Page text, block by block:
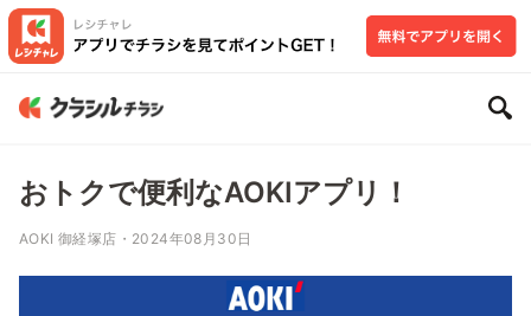
おトクで便利なAOKIアプリ！
AOKI 御経塚店・2024年08月30日